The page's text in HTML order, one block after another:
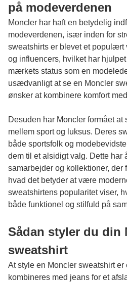
på modeverdenen
Moncler har haft en betydelig
modeverdenen, især inden for
sweatshirts er blevet et populært
og influencers, hvilket har
mærkets status som en
usædvanligt at se en Moncler
ønsker at kombinere komfort
Desuden har Moncler formået at
mellem sport og luksus. Deres
både sportsfolk og
dem til et alsidigt valg. Dette har
samarbejder og kollektioner, der
hvad det betyder at være
sweatshirtens popularitet viser,
både funktionel og stilfuld på
Sådan styler du din
sweatshirt
At style en Moncler sweatshirt
kombineres med jeans for et